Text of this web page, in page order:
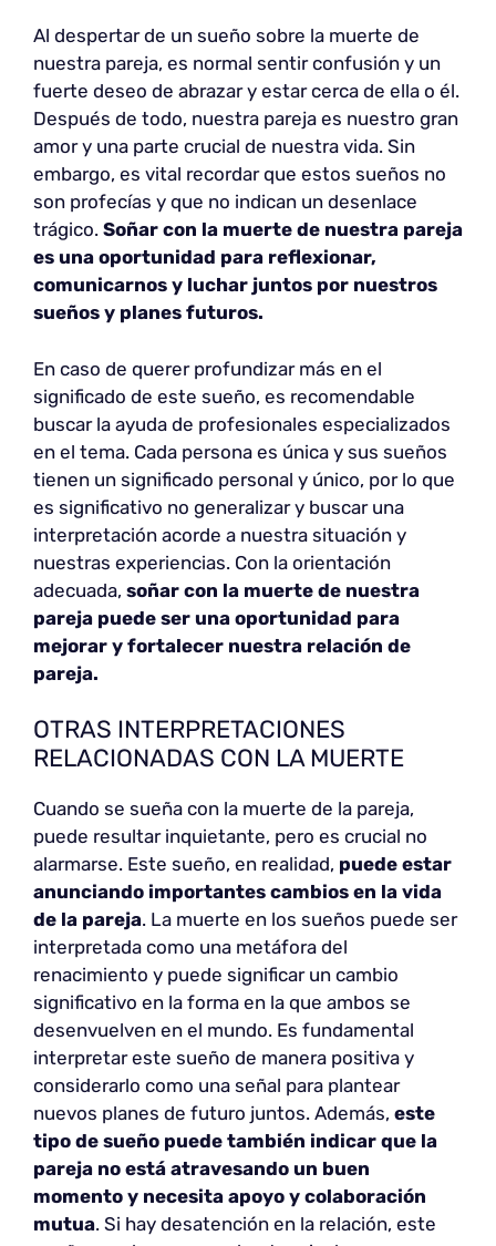
Al despertar de un sueño sobre la muerte de
nuestra pareja, es normal sentir confusión y un
fuerte deseo de abrazar y estar cerca de ella o él.
Después de todo, nuestra pareja es nuestro gran
amor y una parte crucial de nuestra vida. Sin
embargo, es vital recordar que estos sueños no
son profecías y que no indican un desenlace
trágico. Soñar con la muerte de nuestra pareja
es una oportunidad para reflexionar,
comunicarnos y luchar juntos por nuestros
sueños y planes futuros.
En caso de querer profundizar más en el
significado de este sueño, es recomendable
buscar la ayuda de profesionales especializados
en el tema. Cada persona es única y sus sueños
tienen un significado personal y único, por lo que
es significativo no generalizar y buscar una
interpretación acorde a nuestra situación y
nuestras experiencias. Con la orientación
adecuada, soñar con la muerte de nuestra
pareja puede ser una oportunidad para
mejorar y fortalecer nuestra relación de
pareja.
OTRAS INTERPRETACIONES
RELACIONADAS CON LA MUERTE
Cuando se sueña con la muerte de la pareja,
puede resultar inquietante, pero es crucial no
alarmarse. Este sueño, en realidad, puede estar
anunciando importantes cambios en la vida
de la pareja. La muerte en los sueños puede ser
interpretada como una metáfora del
renacimiento y puede significar un cambio
significativo en la forma en la que ambos se
desenvuelven en el mundo. Es fundamental
interpretar este sueño de manera positiva y
considerarlo como una señal para plantear
nuevos planes de futuro juntos. Además, este
tipo de sueño puede también indicar que la
pareja no está atravesando un buen
momento y necesita apoyo y colaboración
mutua. Si hay desatención en la relación, este